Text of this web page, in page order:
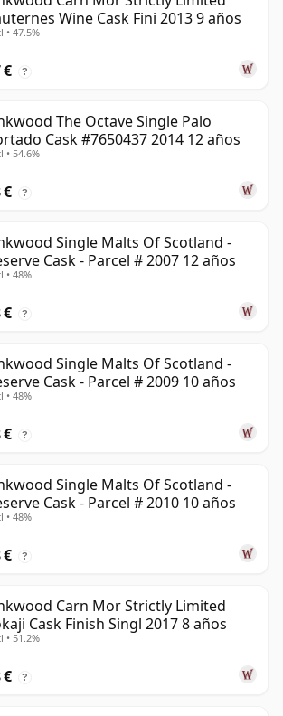
Wine Cask Fini 2013 9 años
• 47.5%
€ ?
The Octave Single Palo
Cask #7650437 2014 12 años
• 54.6%
€ ?
Single Malts Of Scotland -
Cask - Parcel # 2007 12 años
• 48%
€ ?
Single Malts Of Scotland -
Cask - Parcel # 2009 10 años
• 48%
€ ?
Single Malts Of Scotland -
Cask - Parcel # 2010 10 años
• 48%
€ ?
Carn Mor Strictly Limited
Cask Finish Singl 2017 8 años
• 51.2%
€ ?